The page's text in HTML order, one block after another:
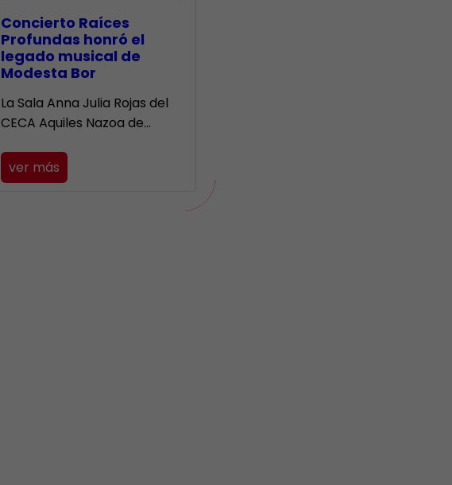
​Concierto Raíces
Profundas honró el
legado musical de
Modesta Bor
La Sala Anna Julia Rojas del
CECA Aquiles Nazoa de…
ver más